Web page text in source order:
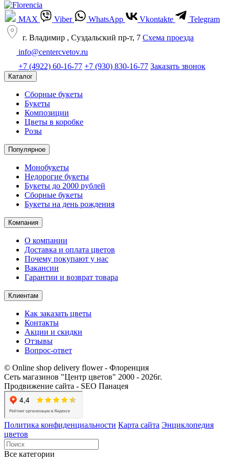
MAX Viber WhatsApp Vkontakte Telegram
г. Владимир , Суздальский пр-т, 7 Cхема проезда
info@centercvetov.ru
+7 (4922) 60-16-77 +7 (930) 830-16-77 Заказать звонок
Каталог
Сборные букеты
Букеты
Композиции
Цветы в коробке
Розы
Популярное
Монобукеты
Недорогие букеты
Букеты до 2000 рублей
Сборные букеты
Букеты на день рождения
Компания
О компании
Доставка и оплата цветов
Почему покупают у нас
Вакансии
Гарантии и возврат товара
Клиентам
Как заказать цветы
Контакты​
Акции и скидки
Отзывы
Вопрос-ответ
© Online shop delivery flower - Флоренция
Сеть магазинов "Центр цветов" 2000 ‐ 2026г.
Продвижение сайта - SEO Панацея
Политика конфиденциальности Карта сайта Энциклопедия
цветов
Все категории